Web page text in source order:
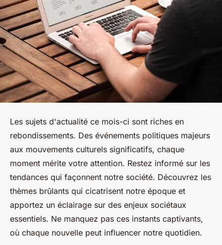
Les sujets d'actualité ce mois-ci sont riches en
rebondissements. Des événements politiques majeurs
aux mouvements culturels significatifs, chaque
moment mérite votre attention. Restez informé sur les
tendances qui façonnent notre société. Découvrez les
thèmes brûlants qui cicatrisent notre époque et
apportez un éclairage sur des enjeux sociétaux
essentiels. Ne manquez pas ces instants captivants,
où chaque nouvelle peut influencer notre quotidien.